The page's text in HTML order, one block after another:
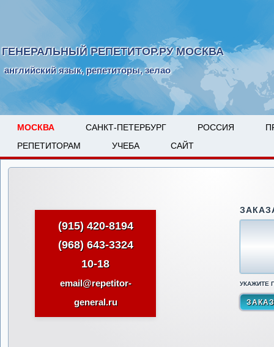
ГЕНЕРАЛЬНЫЙ РЕПЕТИТОР.РУ МОСКВА
английский язык, репетиторы, зелао
МОСКВА САНКТ-ПЕТЕРБУРГ РОССИЯ
РЕПЕТИТОРАМ
УЧЕБА САЙТ
(915) 420-8194
(968) 643-3324
10-18
email@repetitor-
general.ru
УКАЖИТЕ